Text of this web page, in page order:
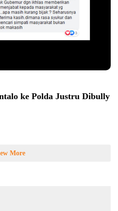
ke Polda Justru Dibully
More